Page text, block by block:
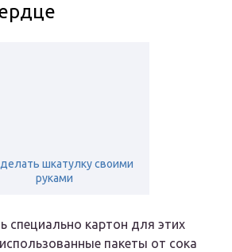
шкатулку своими
руками
специально картон для этих
пакеты от сока